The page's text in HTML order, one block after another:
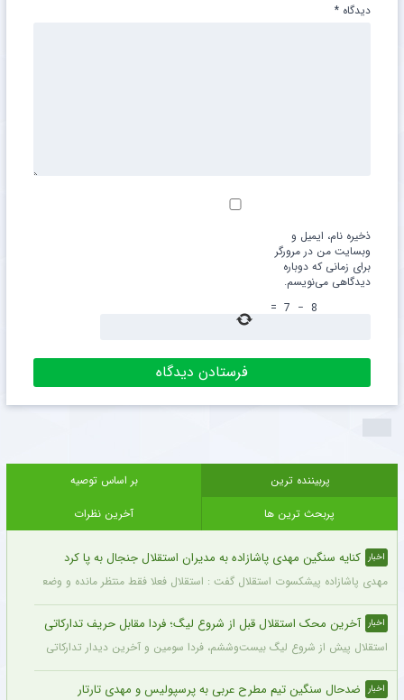
دیدگاه *
ذخیره نام، ایمیل و
وبسایت من در مرورگر
برای زمانی که دوباره
دیدگاهی می‌نویسم.
8
−
7
=
پربیننده ترین
بر اساس توصیه
پربحث ترین ها
آخرین نظرات
اخبار کنایه سنگین مهدی پاشازاده به مدیران استقلال جنجال به پا کرد
مهدی پاشازاده پیشکسوت استقلال گفت : استقلال فعلا فقط منتظر مانده و وضعیت
اخبار آخرین محک استقلال قبل از شروع لیگ؛ فردا مقابل حریف تدارکاتی
استقلال پیش از شروع لیگ بیست‌وششم، فردا سومین و آخرین دیدار تدارکاتی خود را
اخبار ضدحال سنگین تیم مطرح عربی به پرسپولیس و مهدی تارتار